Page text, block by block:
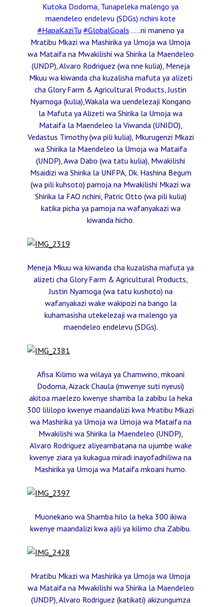
Kutoka Dodoma, Tunapeleka malengo ya
maendeleo endelevu (SDGs) nchini kote
#HapaKaziTu #GlobalGoals …..ni maneno ya
Mratibu Mkazi wa Mashirika ya Umoja wa Umoja
wa Mataifa na Mwakilishi wa Shirika la Maendeleo
(UNDP), Alvaro Rodriguez (wa nne kulia), Meneja
Mkuu wa kiwanda cha kuzalisha mafuta ya alizeti
cha Glory Farm & Agricultural Products, Justin
Nyamoga (kulia),Wakala wa uendelezaji Kongano
la Mafuta ya Alizeti wa Shirika la Umoja wa
Mataifa la Maendeleo la Viwanda (UNIDO),
Vedastus Timothy (wa pili kulia), Mkurugenzi Mkazi
wa Shirika la Maendeleo la Umoja wa Mataifa
(UNDP), Awa Dabo (wa tatu kulia), Mwakilishi
Msaidizi wa Shirika la UNFPA, Dk. Hashina Begum
(wa pili kuhsoto) pamoja na Mwakilishi Mkazi wa
Shirika la FAO nchini, Patric Otto (wa pili kulia)
katika picha ya pamoja na wafanyakazi wa
kiwanda hicho.
Meneja Mkuu wa kiwanda cha kuzalisha mafuta ya
alizeti cha Glory Farm & Agricultural Products,
Justin Nyamoga (wa tatu kushoto) na
wafanyakazi wake wakipozi na bango la
kuhamasisha utekelezaji wa malengo ya
maendeleo endelevu (SDGs).
Afisa Kilimo wa wilaya ya Chamwino, mkoani
Dodoma, Aizack Chaula (mwenye suti nyeusi)
akitoa maelezo kwenye shamba la zabibu la heka
300 lililopo kwenye maandalizi kwa Mratibu Mkazi
wa Mashirika ya Umoja wa Umoja wa Mataifa na
Mwakilishi wa Shirika la Maendeleo (UNDP),
Alvaro Rodriguez aliyeambatana na ujumbe wake
kwenye ziara ya kukagua miradi inayofadhiliwa na
Mashirika ya Umoja wa Mataifa mkoani humo.
Muonekano wa Shamba hilo la heka 300 ikiwa
kwenye maandalizi kwa ajili ya kilimo cha Zabibu.
Mratibu Mkazi wa Mashirika ya Umoja wa Umoja
wa Mataifa na Mwakilishi wa Shirika la Maendeleo
(UNDP), Alvaro Rodriguez (katikati) akizungumza